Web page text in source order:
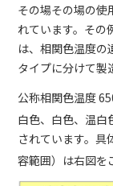
その場その場の使
れています。その
は、相関色温度の
タイプに分けて製
公称相関色温度
白色、白色、温白
されています。具
容範囲）は右図を